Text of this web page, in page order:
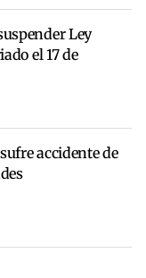
Ley
el 17 de
accidente de